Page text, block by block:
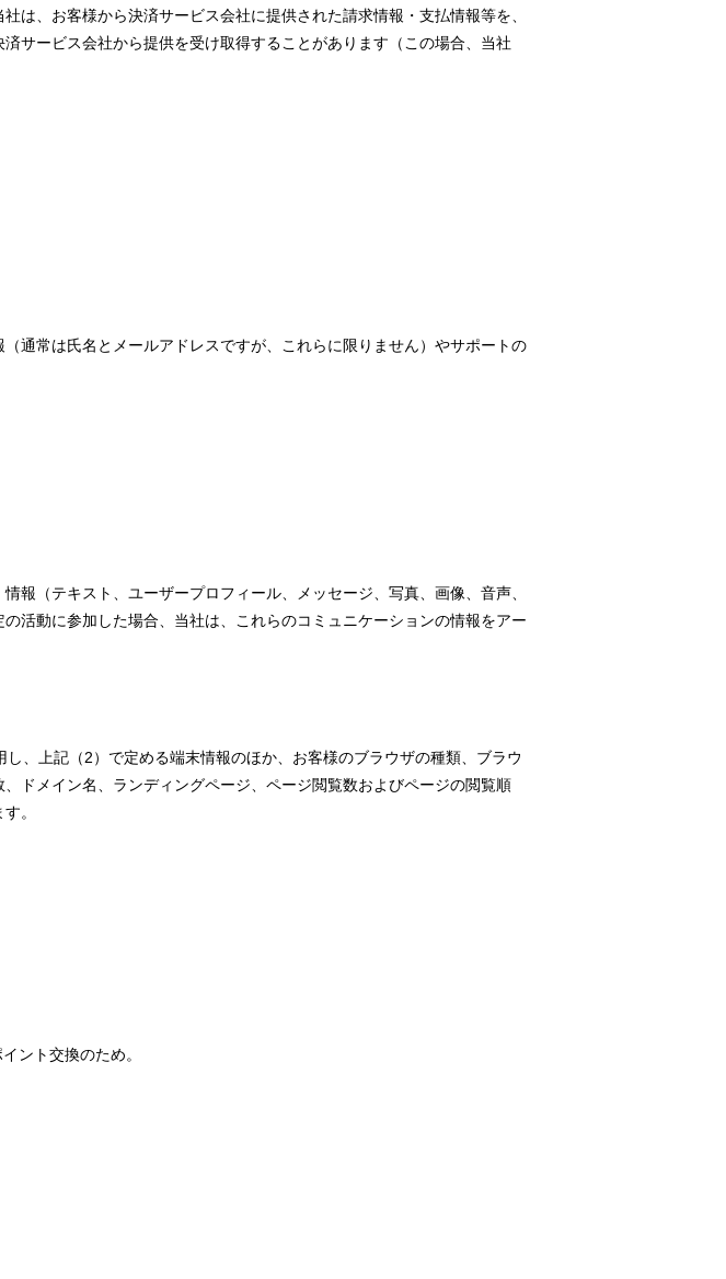
は、お客様から決済サービス会社に提供された請求情報・支払情報等を、
サービス会社から提供を受け取得することがあります（この場合、当社
通常は氏名とメールアドレスですが、これらに限りません）やサポートの
報（テキスト、ユーザープロフィール、メッセージ、写真、画像、音声、
活動に参加した場合、当社は、これらのコミュニケーションの情報をアー
、上記（2）で定める端末情報のほか、お客様のブラウザの種類、ブラウ
ドメイン名、ランディングページ、ページ閲覧数およびページの閲覧順
。
ント交換のため。